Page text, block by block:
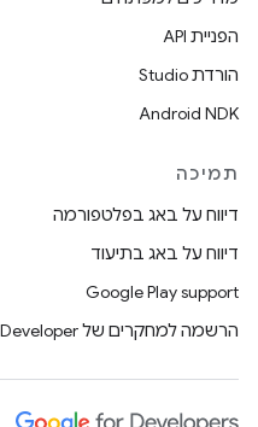
הפניית API
הורדת Studio
Android NDK
תמיכה
דיווח על באג בפלטפורמה
דיווח על באג בתיעוד
Google Play support
הרשמה למחקרים של Android Developer